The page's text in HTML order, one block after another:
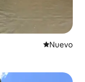
Nuevo
Nuevo